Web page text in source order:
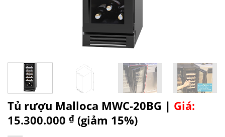
Tủ rượu Malloca MWC-20BG | Giá:
15.300.000 ₫ (giảm 15%)